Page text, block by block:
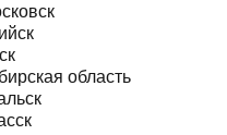
область